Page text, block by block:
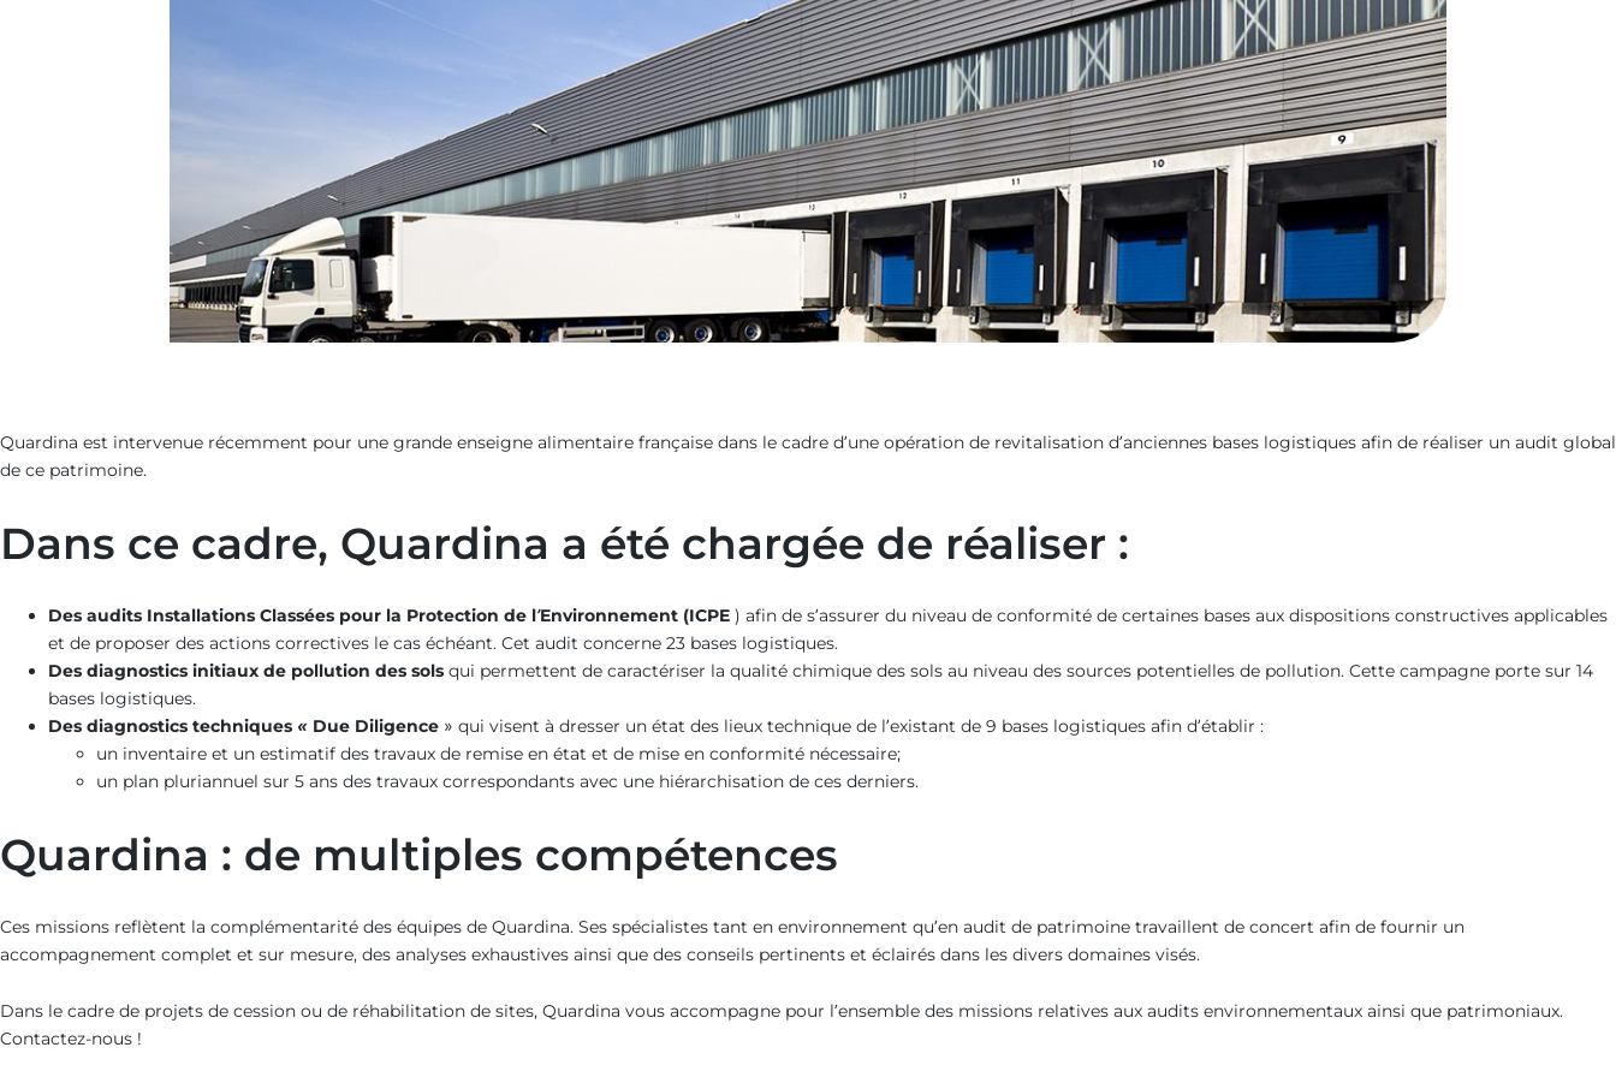
Quardina est intervenue récemment pour une grande enseigne alimentaire française dans le cadre d’une opération de revitalisation d’anciennes bases logistiques afin de réaliser un audit global
de ce patrimoine.
Dans ce cadre, Quardina a été chargée de réaliser :
Des audits Installations Classées pour la Protection de l’Environnement (ICPE ) afin de s’assurer du niveau de conformité de certaines bases aux dispositions constructives applicables
et de proposer des actions correctives le cas échéant. Cet audit concerne 23 bases logistiques.
Des diagnostics initiaux de pollution des sols qui permettent de caractériser la qualité chimique des sols au niveau des sources potentielles de pollution. Cette campagne porte sur 14
bases logistiques.
Des diagnostics techniques « Due Diligence » qui visent à dresser un état des lieux technique de l’existant de 9 bases logistiques afin d’établir :
un inventaire et un estimatif des travaux de remise en état et de mise en conformité nécessaire;
un plan pluriannuel sur 5 ans des travaux correspondants avec une hiérarchisation de ces derniers.
Quardina : de multiples compétences
Ces missions reflètent la complémentarité des équipes de Quardina. Ses spécialistes tant en environnement qu’en audit de patrimoine travaillent de concert afin de fournir un
accompagnement complet et sur mesure, des analyses exhaustives ainsi que des conseils pertinents et éclairés dans les divers domaines visés.
Dans le cadre de projets de cession ou de réhabilitation de sites, Quardina vous accompagne pour l’ensemble des missions relatives aux audits environnementaux ainsi que patrimoniaux.
Contactez-nous !